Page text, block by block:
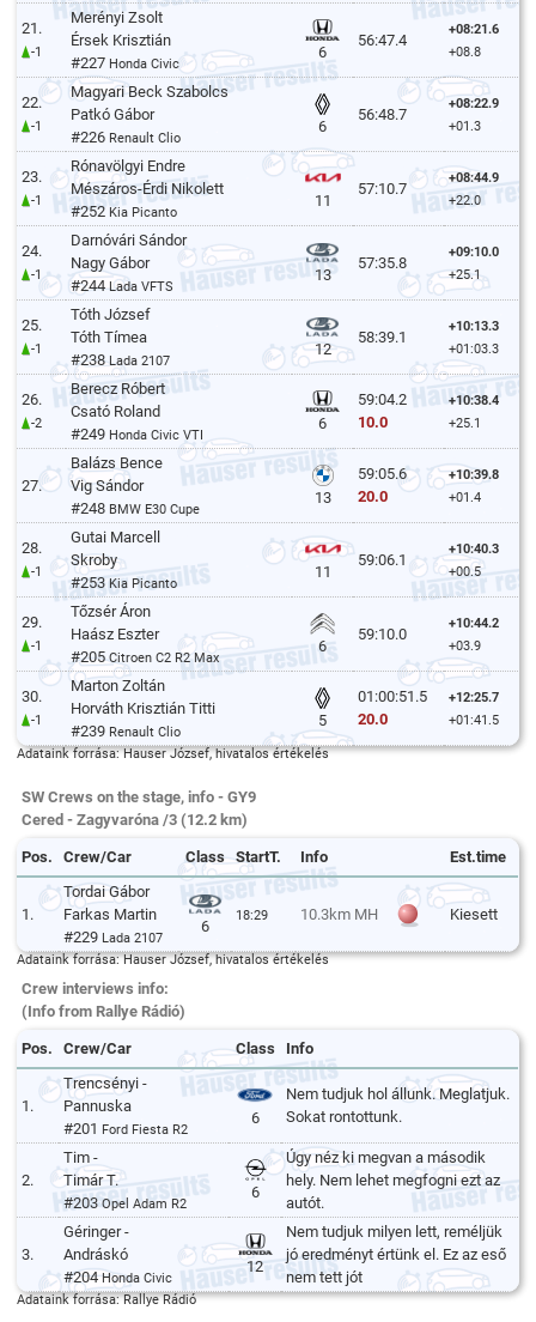
21.
-1
Merényi Zsolt
Érsek Krisztián
#227 Honda Civic
6
56:47.4
+08:21.6
+08.8
22.
-1
Magyari Beck Szabolcs
Patkó Gábor
#226 Renault Clio
6
56:48.7
+08:22.9
+01.3
23.
-1
Rónavölgyi Endre
Mészáros-Érdi Nikolett
#252 Kia Picanto
11
57:10.7
+08:44.9
+22.0
24.
-1
Darnóvári Sándor
Nagy Gábor
#244Lada VFTS
13
57:35.8
+09:10.0
+25.1
25.
-1
Tóth József
Tóth Tímea
#238Lada 2107
12
58:39.1
+10:13.3
+01:03.3
26.
-2
Berecz Róbert
Csató Roland
#249 Honda Civic VTI
6
59:04.2
10.0
+10:38.4
+25.1
27.
Balázs Bence
Vig Sándor
#248 BMW E30 Cupe
13
59:05.6
20.0
+10:39.8
+01.4
28.
-1
Gutai Marcell
Skroby
#253Kia Picanto
11
59:06.1
+10:40.3
+00.5
29.
-1
Tőzsér Áron
Haász Eszter
#205Citroen C2 R2 Max
6
59:10.0
+10:44.2
+03.9
30.
-1
Marton Zoltán
Horváth Krisztián Titti
#239 Renault Clio
5
01:00:51.5
20.0
+12:25.7
+01:41.5
Adataink forrása: Hauser József, hivatalos értékelés
SW Crews on the stage, info - GY9
Cered - Zagyvaróna /3 (12.2 km)
Pos. Crew/Car Class StartT. Info Est.time
1.
Tordai Gábor
Farkas Martin
#229 Lada 2107
6
18:29 10.3km MH Kiesett
Adataink forrása: Hauser József, hivatalos értékelés
Crew interviews info:
(Info from Rallye Rádió)
Pos. Crew/Car Class Info
1.
Trencsényi -
Pannuska
#201 Ford Fiesta R2
6
Nem tudjuk hol állunk. Meglatjuk.
Sokat rontottunk.
2.
Tim -
Timár T.
#203Opel Adam R2
6
Úgy néz ki megvan a második
hely. Nem lehet megfogni ezt az
autót.
3.
Géringer -
Andráskó
#204Honda Civic
12
Nem tudjuk milyen lett, reméljük
jó eredményt értünk el. Ez az eső
nem tett jót
Adataink forrása: Rallye Rádió